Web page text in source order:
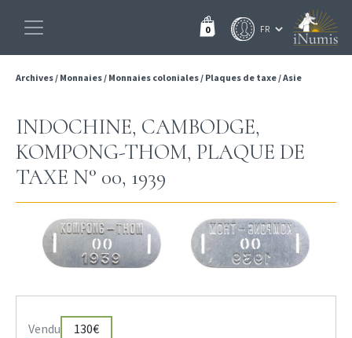
0
Archives/ Monnaies/ Monnaies coloniales/ Plaques de taxe/Asie
INDOCHINE, CAMBODGE,
KOMPONG-THOM, PLAQUE DE
TAXE N° 00, 1939
Vendu 130€